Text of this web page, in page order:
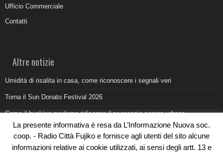
Ufficio Commerciale
Contatti
Altre notizie
Umidità di risalita in casa, come riconoscere i segnali veri
Torna il Sun Donato Festival 2026
Come il busking moderno ridisegna il paesaggio sonoro urbano
Saldi estivi Michele Lopriore: l’eleganza Made in Italy incontra gli sconti
da non perdere
La presente informativa è resa da L’Informazione Nuova soc.
coop. - Radio Città Fujiko e fornisce agli utenti del sito alcune
informazioni relative ai cookie utilizzati, ai sensi degli artt. 13 e